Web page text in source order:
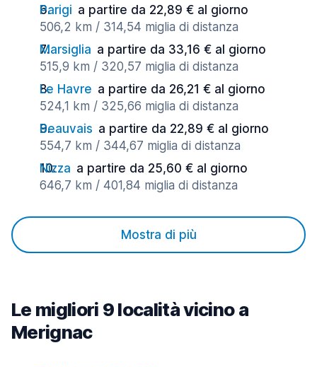
Parigi a partire da 22,89 € al giorno
506,2 km / 314,54 miglia di distanza
Marsiglia a partire da 33,16 € al giorno
515,9 km / 320,57 miglia di distanza
Le Havre a partire da 26,21 € al giorno
524,1 km / 325,66 miglia di distanza
Beauvais a partire da 22,89 € al giorno
554,7 km / 344,67 miglia di distanza
Nizza a partire da 25,60 € al giorno
646,7 km / 401,84 miglia di distanza
Mostra di più
Le migliori 9 località vicino a
Merignac